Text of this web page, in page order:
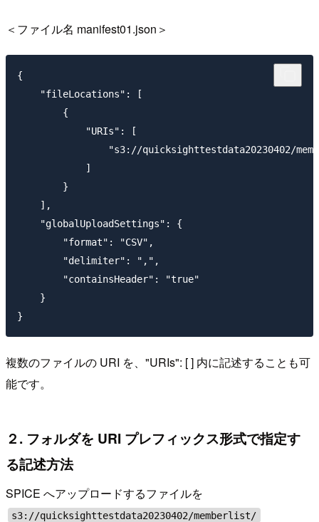
＜ファイル名 manifest01.json＞
{
    "fileLocations": [
        {
            "URIs": [
"s3://quicksighttestdata20230402/
            ]
        }
    ],
    "globalUploadSettings": {
        "format": "CSV",
        "delimiter": ",",
        "containsHeader": "true"
    }
複数のファイルの URI を、"URIs": [ ] 内に記述することも可
能です。
２. フォルダを URI プレフィックス形式で指定す
る記述方法
SPICE へアップロードするファイルを
s3://quicksighttestdata20230402/memberlist/